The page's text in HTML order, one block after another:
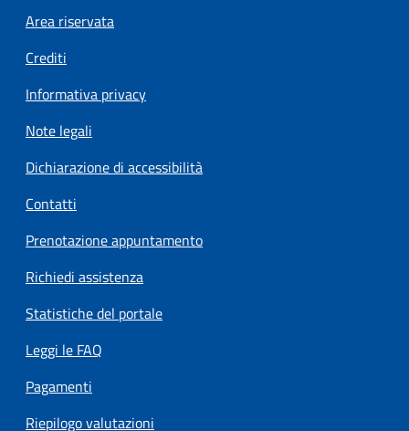
Footer menu
Area riservata
Crediti
Informativa privacy
Note legali
Dichiarazione di accessibilità
Contatti
Prenotazione appuntamento
Richiedi assistenza
Statistiche del portale
Leggi le FAQ
Pagamenti
Riepilogo valutazioni